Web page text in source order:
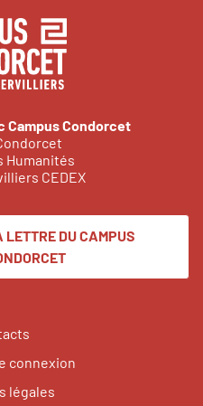
Campus Condorcet
Humanités
CEDEX
LETTRE DU CAMPUS
connexion
légales